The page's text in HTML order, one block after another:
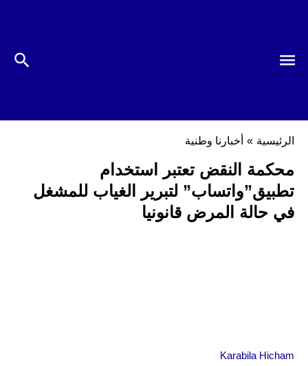
الرئيسية » أخبارنا وطنية
محكمة النقض تعتبر استخدام
تطبيق”واتساب” لتبرير الغياب للمشغل
في حالة المرض قانونيا
Karabila Hicham